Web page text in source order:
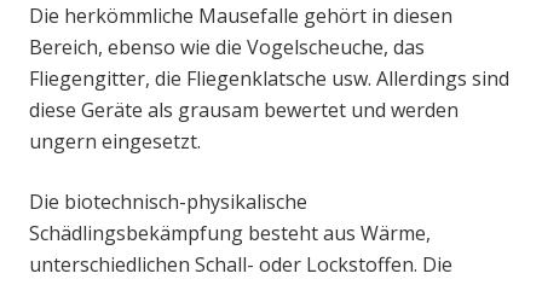
Die herkömmliche Mausefalle gehört in diesen
Bereich, ebenso wie die Vogelscheuche, das
Fliegengitter, die Fliegenklatsche usw. Allerdings sind
diese Geräte als grausam bewertet und werden
ungern eingesetzt.
Die biotechnisch-physikalische
Schädlingsbekämpfung besteht aus Wärme,
unterschiedlichen Schall- oder Lockstoffen. Die